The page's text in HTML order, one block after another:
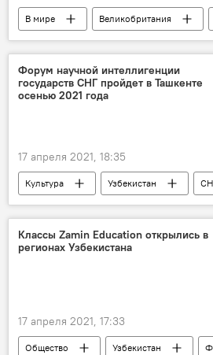
В мире Великобритания
похороны
Форум научной интеллигенции
государств СНГ пройдет в Ташкенте
осенью 2021 года
17 апреля 2021, 18:35
Культура Узбекистан
Классы Zamin Education открылись в
регионах Узбекистана
17 апреля 2021, 17:33
Общество Узбекистан